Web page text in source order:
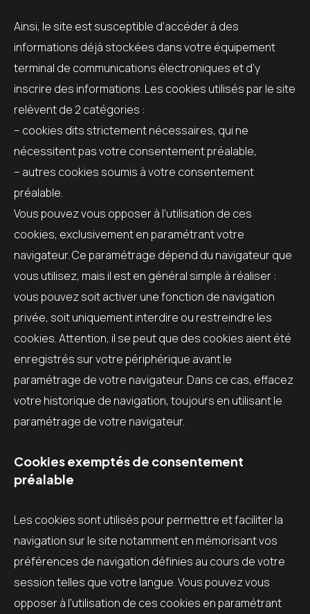
Ainsi, le site est susceptible d’accéder à des
informations déjà stockées dans votre équipement
terminal de communications électroniques et d’y
inscrire des informations. Les cookies utilisés par le site
relèvent de 2 catégories :
– cookies dits strictement nécessaires, qui ne
nécessitent pas votre consentement préalable,
– autres cookies soumis à votre consentement
préalable.
Vous pouvez vous opposer à l’utilisation de ces
cookies, exclusivement en paramétrant votre
navigateur. Ce paramétrage dépend du navigateur que
vous utilisez, mais il est en général simple à réaliser :
vous pouvez soit activer une fonction de navigation
privée, soit uniquement interdire ou restreindre les
cookies. Attention, il se peut que des cookies aient été
enregistrés sur votre périphérique avant le
paramétrage de votre navigateur. Dans ce cas, effacez
votre historique de navigation, toujours en utilisant le
paramétrage de votre navigateur.
Cookies exemptés de consentement
préalable
Les cookies sont utilisés pour permettre et faciliter la
navigation sur le site notamment en mémorisant vos
préférences de navigation définies au cours de votre
session telles que votre langue. Vous pouvez vous
opposer à l’utilisation de ces cookies en paramétrant